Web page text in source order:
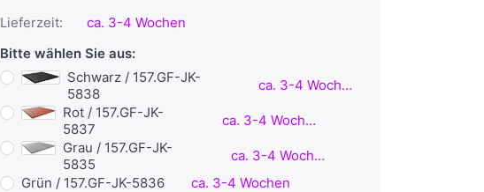
Lieferzeit:
ca. 3-4 Wochen
Bitte wählen Sie aus:
Schwarz / 157.GF-JK-
5838
ca. 3-4 Wochen
Rot / 157.GF-JK-
5837
ca. 3-4 Wochen
Grau / 157.GF-JK-
5835
ca. 3-4 Wochen
Grün / 157.GF-JK-5836
ca. 3-4 Wochen